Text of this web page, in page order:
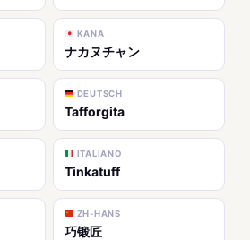
KANA
ナカヌチャン
DEUTSCH
Tafforgita
ITALIANO
Tinkatuff
ZH-HANS
巧锻匠